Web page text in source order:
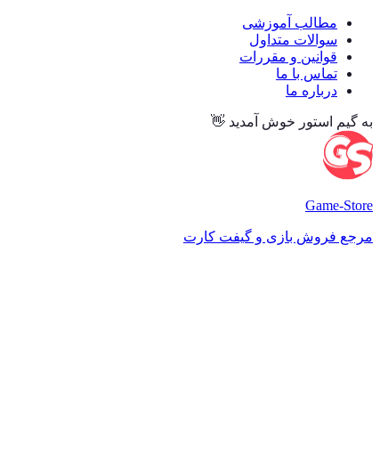
مطالب آموزشی
سوالات متداول
قوانین و مقررات
تماس با ما
درباره ما
به گیم استور خوش آمدید 👋
Game-Store
مرجع فروش بازی و گیفت کارت